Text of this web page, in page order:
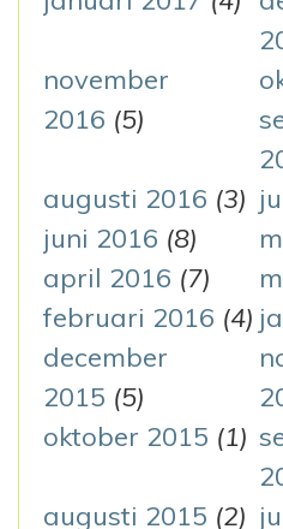
november
2016 (5)
augusti 2016 (3)
juni 2016 (8)
april 2016 (7)
februari 2016 (4)
december
2015 (5)
oktober 2015 (1)
augusti 2015 (2)